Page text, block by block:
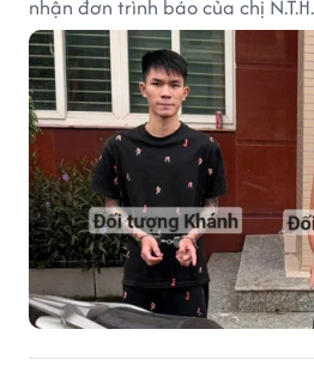
nhận đơn trình báo của chị
tại phường Từ Liêm) về việc bị
xe mô tô Honda SH 125i, tại khu
sống.